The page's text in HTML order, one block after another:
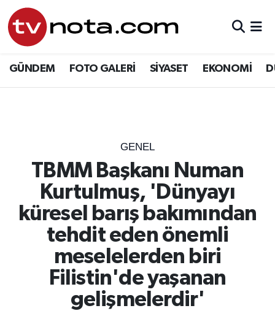
GÜNDEM FOTO GALERİ SİYASET EKONOMİ
GENEL
TBMM Başkanı Numan
Kurtulmuş, 'Dünyayı
küresel barış bakımından
tehdit eden önemli
meselelerden biri
Filistin'de yaşanan
gelişmelerdir'
GÜNDEM
YURT
EĞİTİM
ÖZEL HABER
SAĞLIK
Hava Durumu
Son Dakika Haberleri
Haber Arşivi